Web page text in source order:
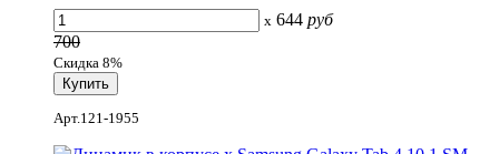
x 644 руб
700
Скидка 8%
Арт.121-1955